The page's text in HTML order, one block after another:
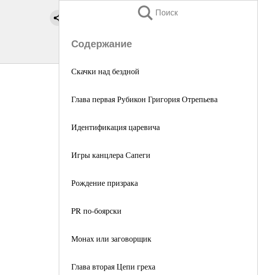
Поиск
Содержание
Скачки над бездной
Глава первая Рубикон Григория Отрепьева
Идентификация царевича
Игры канцлера Сапеги
Рождение призрака
PR по-боярски
Монах или заговорщик
Глава вторая Цепи греха